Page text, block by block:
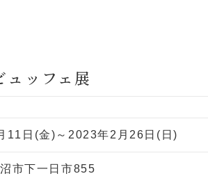
ュッフェ展
11日(金)～2023年2月26日(日)
市下一日市855